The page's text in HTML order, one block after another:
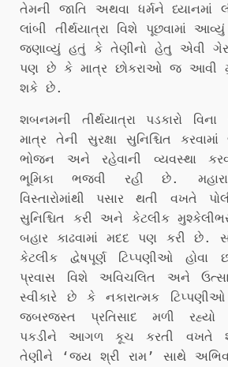
તેમની જાતિ અથવા ધર્મને ધ્યાનમાં
લાંબી તીર્થયાત્રા વિશે પૂછવામાં
જણાવ્યું હતું કે તેણીનો હેતુ એવી
પણ છે કે માત્ર છોકરાઓ જ આવી
શકે છે.
શબનમની તીર્થયાત્રા પડકારો
માત્ર તેની સુરક્ષા સુનિશ્ચિત
ભોજન અને રહેવાની વ્યવસ્થા
ભૂમિકા ભજવી રહી છે.
વિસ્તારોમાંથી પસાર થતી વખતે
સુનિશ્ચિત કરી અને કેટલીક
બહાર કાઢવામાં મદદ પણ કરી છે.
કેટલીક દ્વેષપૂર્ણ ટિપ્પણીઓ
પ્રવાસ વિશે અવિચલિત અને
સ્વીકારે છે કે નકારાત્મક
જબરજસ્ત પ્રતિસાદ મળી
પકડીને આગળ કૂચ કરતી
તેણીને ‘જય શ્રી રામ’ સાથે